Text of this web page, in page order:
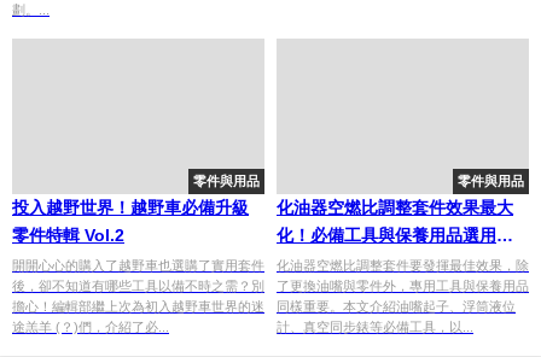
劃。...
零件與用品
投入越野世界！越野車必備升級
零件特輯 Vol.2
開開心心的購入了越野車也選購了實用套件
後，卻不知道有哪些工具以備不時之需？別
擔心！編輯部繼上次為初入越野車世界的迷
途羔羊 (？)們，介紹了必...
零件與用品
化油器空燃比調整套件效果最大
化！必備工具與保養用品選用重
點
化油器空燃比調整套件要發揮最佳效果，除
了更換油嘴與零件外，專用工具與保養用品
同樣重要。本文介紹油嘴起子、浮筒液位
計、真空同步錶等必備工具，以...